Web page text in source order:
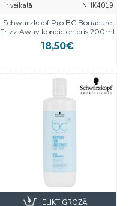
ir veikalā
NHK4019
Schwarzkopf Pro BC Bonacure
Frizz Away kondicionieris 200ml
18,50€
IELIKT GROZĀ